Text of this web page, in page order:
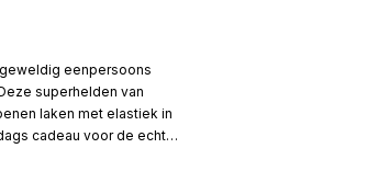
geweldig eenpersoons
superhelden van
laken met elastiek in
cadeau voor de echte